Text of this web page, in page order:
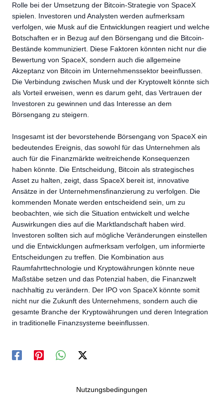
Rolle bei der Umsetzung der Bitcoin-Strategie von SpaceX
spielen. Investoren und Analysten werden aufmerksam
verfolgen, wie Musk auf die Entwicklungen reagiert und welche
Botschaften er in Bezug auf den Börsengang und die Bitcoin-
Bestände kommuniziert. Diese Faktoren könnten nicht nur die
Bewertung von SpaceX, sondern auch die allgemeine
Akzeptanz von Bitcoin im Unternehmenssektor beeinflussen.
Die Verbindung zwischen Musk und der Kryptowelt könnte sich
als Vorteil erweisen, wenn es darum geht, das Vertrauen der
Investoren zu gewinnen und das Interesse an dem
Börsengang zu steigern.
Insgesamt ist der bevorstehende Börsengang von SpaceX ein
bedeutendes Ereignis, das sowohl für das Unternehmen als
auch für die Finanzmärkte weitreichende Konsequenzen
haben könnte. Die Entscheidung, Bitcoin als strategisches
Asset zu halten, zeigt, dass SpaceX bereit ist, innovative
Ansätze in der Unternehmensfinanzierung zu verfolgen. Die
kommenden Monate werden entscheidend sein, um zu
beobachten, wie sich die Situation entwickelt und welche
Auswirkungen dies auf die Marktlandschaft haben wird.
Investoren sollten sich auf mögliche Veränderungen einstellen
und die Entwicklungen aufmerksam verfolgen, um informierte
Entscheidungen zu treffen. Die Kombination aus
Raumfahrttechnologie und Kryptowährungen könnte neue
Maßstäbe setzen und das Potenzial haben, die Finanzwelt
nachhaltig zu verändern. Der IPO von SpaceX könnte somit
nicht nur die Zukunft des Unternehmens, sondern auch die
gesamte Branche der Kryptowährungen und deren Integration
in traditionelle Finanzsysteme beeinflussen.
Nutzungsbedingungen